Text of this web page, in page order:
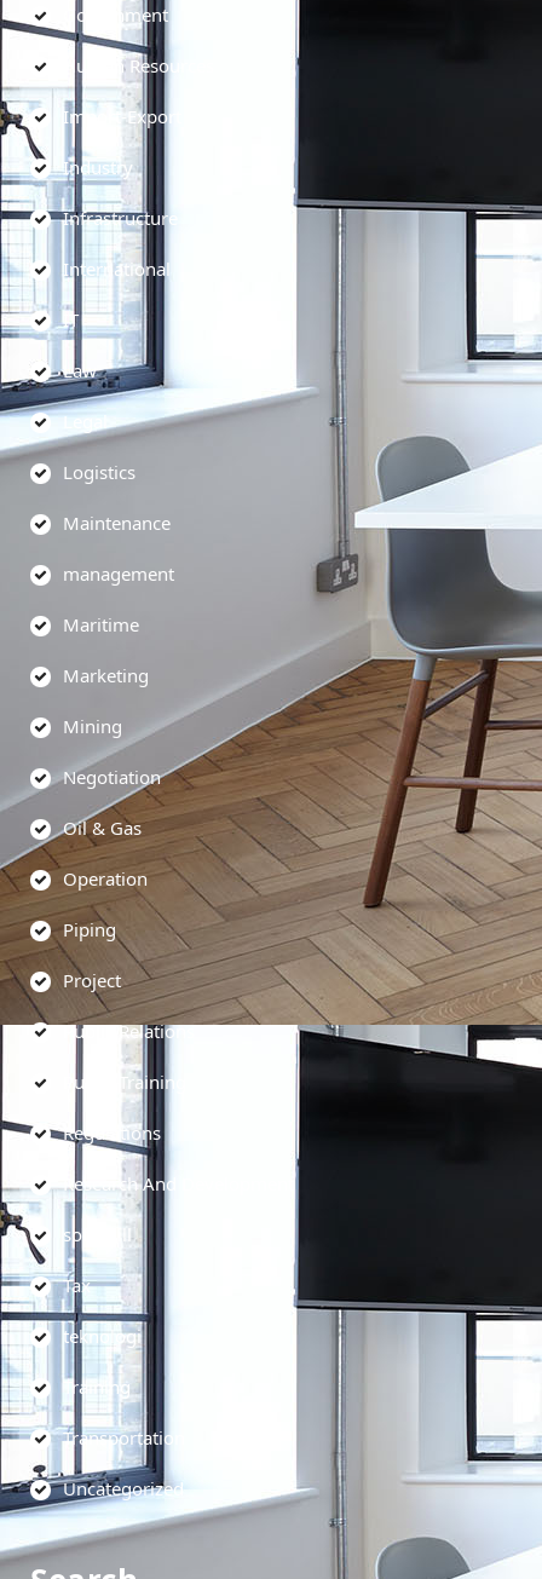
Government
Human Resources
Import-Export
Industry
Infrastructure
International
IT
Law
Legal
Logistics
Maintenance
management
Maritime
Marketing
Mining
Negotiation
Oil & Gas
Operation
Piping
Project
Public Relations
Public Training
Regulations
Research And Development
soft skill
Tax
teknologi
Training
Transportation
Uncategorized